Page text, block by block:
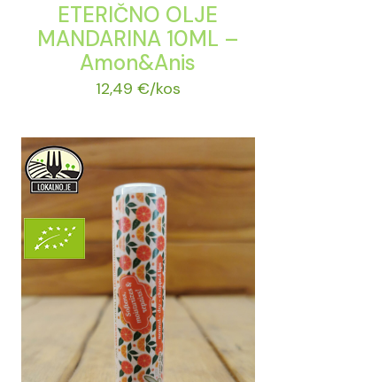
ETERIČNO OLJE
MANDARINA 10ML –
Amon&Anis
12,49 €/kos